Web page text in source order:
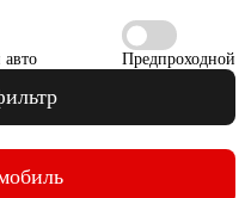
Предпроходной
фильтр